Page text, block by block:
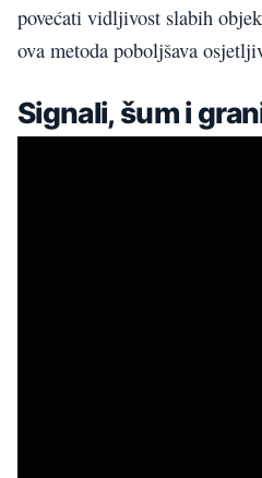
povećati vidljivost slabih
ova metoda poboljšava
Signali, šum i